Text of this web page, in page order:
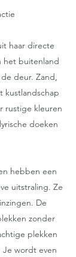
haar directe
het buitenland
deur. Zand,
kustlandschap
rustige kleuren
doeken
hebben een
uitstraling. Ze
De
zonder
plekken
wordt even